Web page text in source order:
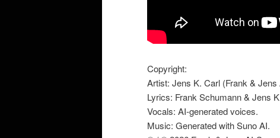
Copyright:
Artist: Jens K. Carl (Frank & Jens
Lyrics: Frank Schumann & Jens
Vocals: AI‑generated voices.
Music: Generated with Suno AI.